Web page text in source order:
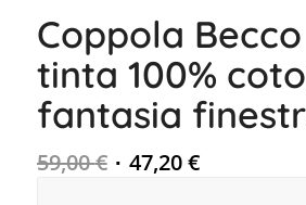
Coppola Becco
tinta 100%
fantasia
59,00€ 47,20€